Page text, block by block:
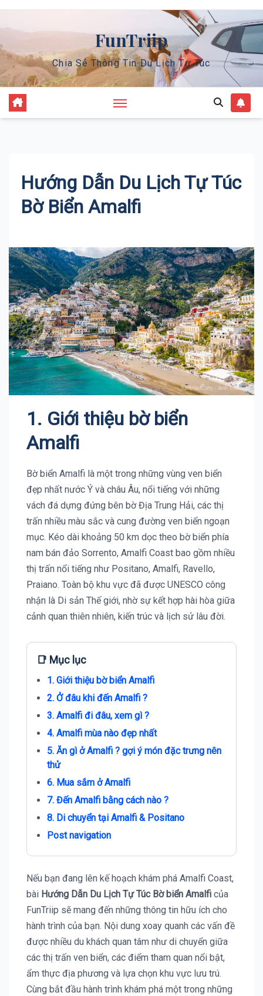
Skip
content
FunTriip
Chia Sẻ Thông Tin Du Lịch Tự Túc
Hướng Dẫn Du Lịch Tự Túc
Bờ Biển Amalfi
1. Giới thiệu bờ biển
Amalfi
Bờ biển Amalfi là một trong những vùng ven biển
đẹp nhất nước Ý và châu Âu, nổi tiếng với những
vách đá dựng đứng bên bờ Địa Trung Hải, các thị
trấn nhiều màu sắc và cung đường ven biển ngoạn
mục. Kéo dài khoảng 50 km dọc theo bờ biển phía
nam bán đảo Sorrento, Amalfi Coast bao gồm nhiều
thị trấn nổi tiếng như Positano, Amalfi, Ravello,
Praiano. Toàn bộ khu vực đã được UNESCO công
nhận là Di sản Thế giới, nhờ sự kết hợp hài hòa giữa
cảnh quan thiên nhiên, kiến trúc và lịch sử lâu đời.
📑 Mục lục
1. Giới thiệu bờ biển Amalfi
2. Ở đâu khi đến Amalfi ?
3. Amalfi đi đâu, xem gì ?
4. Amalfi mùa nào đẹp nhất
5. Ăn gì ở Amalfi ? gợi ý món đặc trưng nên
thử
6. Mua sắm ở Amalfi
7. Đến Amalfi bằng cách nào ?
8. Di chuyển tại Amalfi & Positano
Post navigation
Nếu bạn đang lên kế hoạch khám phá Amalfi Coast,
bài Hướng Dẫn Du Lịch Tự Túc Bờ biển Amalfi của
FunTriip sẽ mang đến những thông tin hữu ích cho
hành trình của bạn. Nội dung xoay quanh các vấn đề
được nhiều du khách quan tâm như di chuyển giữa
các thị trấn ven biển, các điểm tham quan nổi bật,
ẩm thực địa phương và lựa chọn khu vực lưu trú.
Cùng bắt đầu hành trình khám phá một trong những